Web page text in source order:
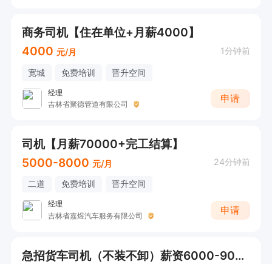
商务司机【住在单位+月薪4000】
4000 元/月 1分钟前
宽城 免费培训 晋升空间
经理
吉林省聚德管道有限公司
申请
司机【月薪70000+完工结算】
5000-8000 元/月 24分钟前
二道 免费培训 晋升空间
经理
吉林省嘉煜汽车服务有限公司
申请
急招货车司机（不装不卸）薪资6000-9000